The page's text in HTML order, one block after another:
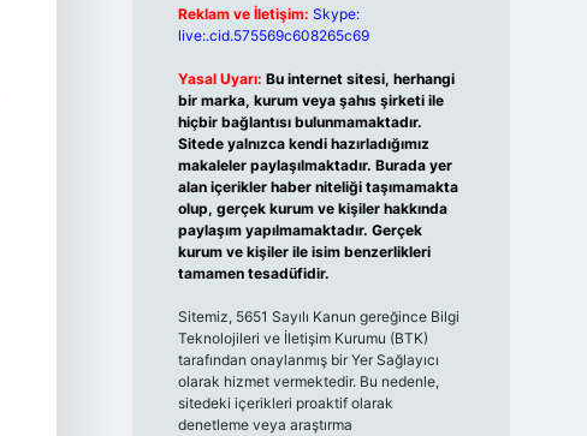
Reklam ve İletişim: Skype:
live:.cid.575569c608265c69
Yasal Uyarı: Bu internet sitesi, herhangi
bir marka, kurum veya şahıs şirketi ile
hiçbir bağlantısı bulunmamaktadır.
Sitede yalnızca kendi hazırladığımız
makaleler paylaşılmaktadır. Burada yer
alan içerikler haber niteliği taşımamakta
olup, gerçek kurum ve kişiler hakkında
paylaşım yapılmamaktadır. Gerçek
kurum ve kişiler ile isim benzerlikleri
tamamen tesadüfidir.
Sitemiz, 5651 Sayılı Kanun gereğince Bilgi
Teknolojileri ve İletişim Kurumu (BTK)
tarafından onaylanmış bir Yer Sağlayıcı
olarak hizmet vermektedir. Bu nedenle,
sitedeki içerikleri proaktif olarak
denetleme veya araştırma